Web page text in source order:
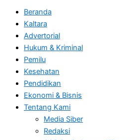
Beranda
Kaltara
Advertorial
Hukum & Kriminal
Pemilu
Kesehatan
Pendidikan
Ekonomi & Bisnis
Tentang Kami
Media Siber
Redaksi